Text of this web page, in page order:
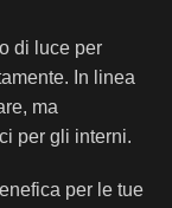
di luce per
In linea
ma
per gli interni.
per le tue